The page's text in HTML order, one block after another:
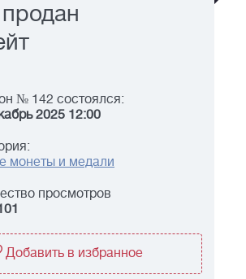
№ 142 состоялся:
2025 12:00
монеты и медали
просмотров
Добавить в избранное